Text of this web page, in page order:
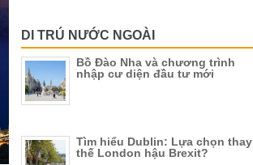
DI TRÚ NƯỚC NGOÀI
Bồ Đào Nha và chương trình
nhập cư diện đầu tư mới
Tìm hiểu Dublin: Lựa chọn thay
thế London hậu Brexit?